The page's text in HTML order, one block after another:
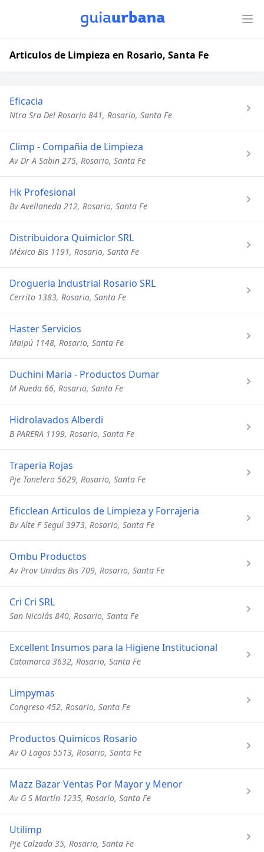
Articulos de Limpieza en Rosario, Santa Fe
Eficacia
Ntra Sra Del Rosario 841, Rosario, Santa Fe
Climp - Compañia de Limpieza
Av Dr A Sabin 275, Rosario, Santa Fe
Hk Profesional
Bv Avellaneda 212, Rosario, Santa Fe
Distribuidora Quimiclor SRL
México Bis 1191, Rosario, Santa Fe
Drogueria Industrial Rosario SRL
Cerrito 1383, Rosario, Santa Fe
Haster Servicios
Maipú 1148, Rosario, Santa Fe
Duchini Maria - Productos Dumar
M Rueda 66, Rosario, Santa Fe
Hidrolavados Alberdi
B PARERA 1199, Rosario, Santa Fe
Traperia Rojas
Pje Tonelero 5629, Rosario, Santa Fe
Eficclean Articulos de Limpieza y Forrajeria
Bv Alte F Seguí 3973, Rosario, Santa Fe
Ombu Productos
Av Prov Unidas Bis 709, Rosario, Santa Fe
Cri Cri SRL
San Nicolás 840, Rosario, Santa Fe
Excellent Insumos para la Higiene Institucional
Catamarca 3632, Rosario, Santa Fe
Limpymas
Congreso 452, Rosario, Santa Fe
Productos Quimicos Rosario
Av O Lagos 5513, Rosario, Santa Fe
Mazz Bazar Ventas Por Mayor y Menor
Av G S Martín 1235, Rosario, Santa Fe
Utilimp
Pje Calzada 35, Rosario, Santa Fe